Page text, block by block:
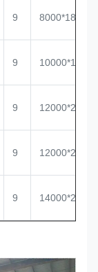
9
9
9
9
9